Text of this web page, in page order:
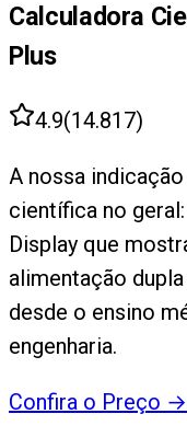
Calculadora
Plus
4.9(14.817)
A nossa
científica no
Display que
alimentação
desde o ensino
engenharia.
Confira o Preço →